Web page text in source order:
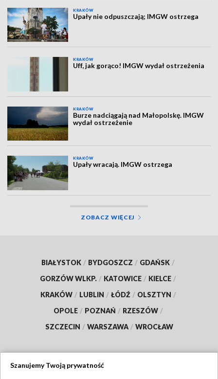
KRAKÓW
Upały nie odpuszczają; IMGW ostrzega
KRAKÓW
Uff, jak gorąco! IMGW wydał ostrzeżenia
KRAKÓW
Burze nadciągają nad Małopolskę. IMGW
wydał ostrzeżenie
KRAKÓW
Upały wracają. IMGW ostrzega
ZOBACZ WIĘCEJ
BIAŁYSTOK / BYDGOSZCZ / GDAŃSK /
GORZÓW WLKP. / KATOWICE / KIELCE /
KRAKÓW / LUBLIN / ŁÓDŹ / OLSZTYN /
OPOLE / POZNAŃ / RZESZÓW /
SZCZECIN / WARSZAWA / WROCŁAW
Szanujemy Twoją prywatność